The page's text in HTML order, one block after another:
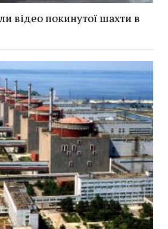
відео покинутої шахти в